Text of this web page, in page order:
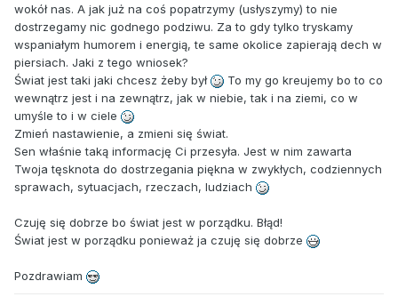
wokół nas. A jak już na coś popatrzymy (usłyszymy) to nie
dostrzegamy nic godnego podziwu. Za to gdy tylko tryskamy
wspaniałym humorem i energią, te same okolice zapierają dech w
piersiach. Jaki z tego wniosek?
Świat jest taki jaki chcesz żeby był
To my go kreujemy bo to co
wewnątrz jest i na zewnątrz, jak w niebie, tak i na ziemi, co w
umyśle to i w ciele
Zmień nastawienie, a zmieni się świat.
Sen właśnie taką informację Ci przesyła. Jest w nim zawarta
Twoja tęsknota do dostrzegania piękna w zwykłych, codziennych
sprawach, sytuacjach, rzeczach, ludziach
Czuję się dobrze bo świat jest w porządku. Błąd!
Świat jest w porządku ponieważ ja czuję się dobrze
Pozdrawiam